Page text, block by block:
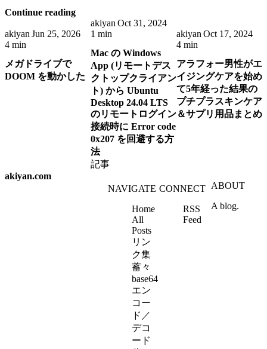
Continue reading
akiyan Jun 25, 2026
4 min
メガドライブで
DOOM を動かした
akiyan Oct 31, 2024
1 min
Mac の Windows
App (リモートデス
クトップクライアン
ト) から Ubuntu
Desktop 24.04 LTS
のリモートログイン
接続時に Error code
0x207 を回避する方
法
記事
akiyan Oct 17, 2024
4 min
アラフォー男性がエ
イジングケアを始め
て5年経った結果の
プチプラスキンケア
＆サプリ用品まとめ
akiyan.com
NAVIGATE
Home
All
Posts
リン
ク集
蓄々
base64
エン
コー
ド／
デコ
ード
CONNECT
RSS
Feed
ABOUT
A blog.